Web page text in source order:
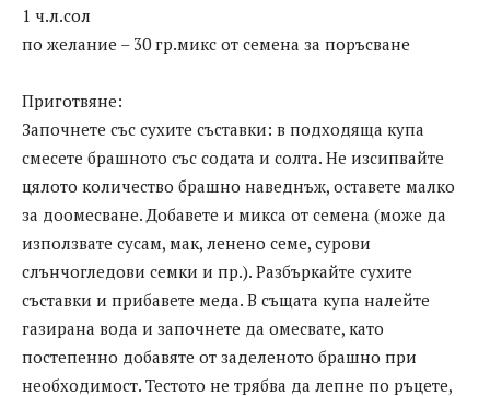
1 ч.л.сол
по желание – 30 гр.микс от семена за поръсване
Приготвяне:
Започнете със сухите съставки: в подходяща купа
смесете брашното със содата и солта. Не изсипвайте
цялото количество брашно наведнъж, оставете малко
за доомесване. Добавете и микса от семена (може да
използвате сусам, мак, ленено семе, сурови
слънчогледови семки и пр.). Разбъркайте сухите
съставки и прибавете меда. В същата купа налейте
газирана вода и започнете да омесвате, като
постепенно добавяте от заделеното брашно при
необходимост. Тестото не трябва да лепне по ръцете,